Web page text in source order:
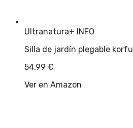
Ultranatura+ INFO
Silla de jardín plegable korfu
54,99 €
Ver en Amazon